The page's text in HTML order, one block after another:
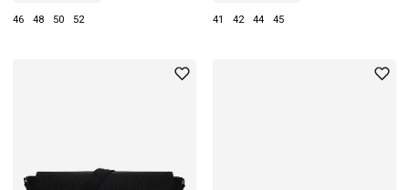
46 48 50 52 41 42 44 45